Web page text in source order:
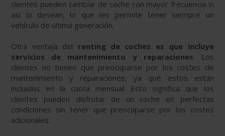
clientes pueden cambiar de coche con mayor frecuencia si
así lo desean, lo que les permite tener siempre un
vehículo de última generación.
Otra ventaja del renting de coches es que incluye
servicios de mantenimiento y reparaciones. Los
clientes no tienen que preocuparse por los costes de
mantenimiento y reparaciones, ya que estos están
incluidos en la cuota mensual. Esto significa que los
clientes pueden disfrutar de un coche en perfectas
condiciones sin tener que preocuparse por los costes
adicionales.